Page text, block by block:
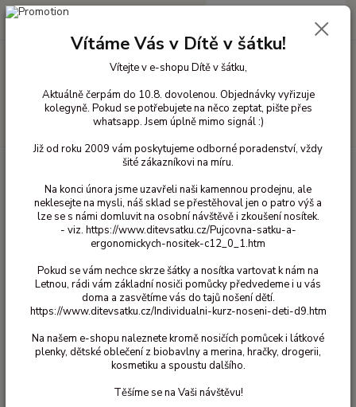
+420 603 818 836
0 Kč
Hračky a výukové pomůcky Erzi Sladkosti Erzi
Erzi - Jahodový kornout
Ohodnotit produkt
Vítáme Vás v Dítě v šátku!
Vítejte v e-shopu Dítě v šátku,
Aktuálně čerpám do 10.8. dovolenou. Objednávky vyřizuje
kolegyně. Pokud se potřebujete na něco zeptat, pište přes
whatsapp. Jsem úplně mimo signál :)
Již od roku 2009 vám poskytujeme odborné poradenství, vždy
šité zákazníkovi na míru.
Na konci února jsme uzavřeli naši kamennou prodejnu, ale
neklesejte na mysli, náš sklad se přestěhoval jen o patro výš a
lze se s námi domluvit na osobní návštěvě i zkoušení nosítek.
- viz. https://www.ditevsatku.cz/Pujcovna-satku-a-
ergonomickych-nositek-c12_0_1.htm
Pokud se vám nechce skrze šátky a nosítka vartovat k nám na
Letnou, rádi vám základní nosiči pomůcky předvedeme i u vás
doma a zasvětíme vás do tajů nošení dětí.
https://www.ditevsatku.cz/Individualni-kurz-noseni-deti-d9.htm
Na našem e-shopu naleznete kromě nosičích pomůcek i látkové
plenky, dětské oblečení z biobavlny a merina, hračky, drogerii,
kosmetiku a spoustu dalšího.
Těšíme se na Vaši návštěvu!